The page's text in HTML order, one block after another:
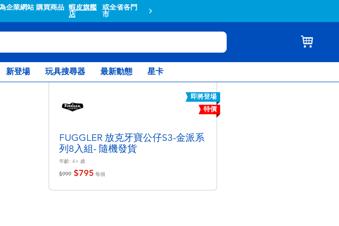
企業網站 購買商品 蝦皮旗艦
店
或全省各門
市
新登場 玩具搜尋器 最新動態 星卡
即將登場
特價
FUGGLER 放克牙寶公仔S3-金派系
列8入組- 隨機發貨
年齡: 4+ 歲
價格從
$999至$795 每個